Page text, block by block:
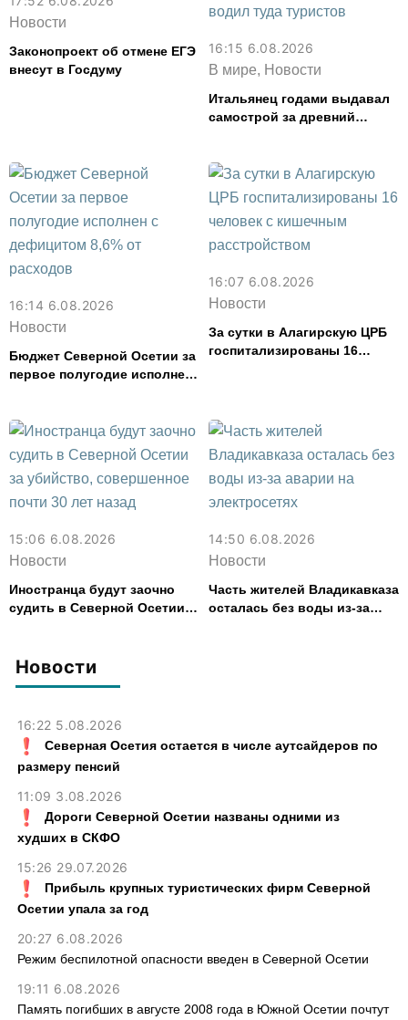
Новости
16:22 5.08.2026
Северная Осетия остается в числе аутсайдеров по
размеру пенсий
11:09 3.08.2026
Дороги Северной Осетии названы одними из
худших в СКФО
15:26 29.07.2026
Прибыль крупных туристических фирм Северной
Осетии упала за год
20:27 6.08.2026
Режим беспилотной опасности введен в Северной Осетии
19:11 6.08.2026
Память погибших в августе 2008 года в Южной Осетии почтут
Новости
Законопроект об отмене ЕГЭ
внесут в Госдуму
16:15 6.08.2026
В мире, Новости
Итальянец годами выдавал
самострой за древний
16:14 6.08.2026
Новости
Бюджет Северной Осетии за
первое полугодие исполнен
16:07 6.08.2026
Новости
За сутки в Алагирскую ЦРБ
госпитализированы 16
15:06 6.08.2026
Новости
Иностранца будут заочно
судить в Северной Осетии
14:50 6.08.2026
Новости
Часть жителей Владикавказа
осталась без воды из-за